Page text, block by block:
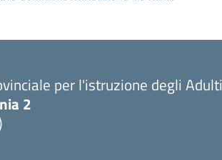
per l'istruzione degli Adulti
2